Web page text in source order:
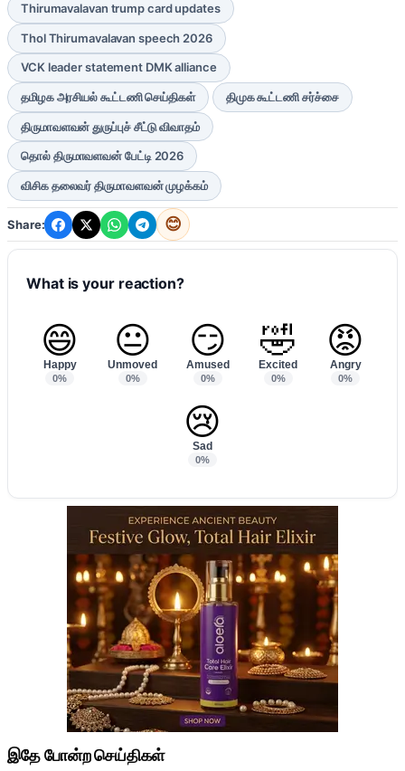
Thirumavalavan trump card updates
Thol Thirumavalavan speech 2026
VCK leader statement DMK alliance
தமிழக அரசியல் கூட்டணி செய்திகள் திமுக கூட்டணி சர்ச்சை
திருமாவளவன் துருப்புச் சீட்டு விவாதம்
தொல் திருமாவளவன் பேட்டி 2026
விசிக தலைவர் திருமாவளவன் முழக்கம்
Share: 😊
What is your reaction?
😄
Happy
0%
😐
Unmoved
0%
😏
Amused
0%
🤣
Excited
0%
😡
Angry
0%
😢
Sad
0%
இதே போன்ற செய்திகள்